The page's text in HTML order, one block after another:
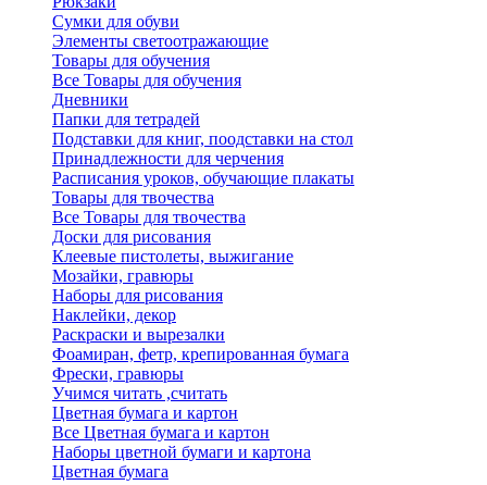
Сумки для обуви
Элементы светоотражающие
Товары для обучения
Все Товары для обучения
Дневники
Папки для тетрадей
Подставки для книг, поодставки на стол
Принадлежности для черчения
Расписания уроков, обучающие плакаты
Товары для твочества
Все Товары для твочества
Доски для рисования
Клеевые пистолеты, выжигание
Мозайки, гравюры
Наборы для рисования
Наклейки, декор
Раскраски и вырезалки
Фоамиран, фетр, крепированная бумага
Фрески, гравюры
Учимся читать ,считать
Цветная бумага и картон
Все Цветная бумага и картон
Наборы цветной бумаги и картона
Цветная бумага